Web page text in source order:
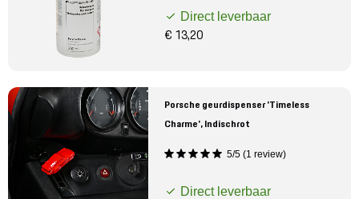
Porsche informatie
Direct leverbaar
€ 13,20
Porsche geurdispenser 'Timeless
Charme', Indischrot
5/5 (1 review)
Direct leverbaar